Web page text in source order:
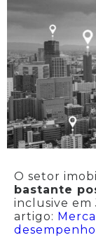
O setor
bastante
inclusive em
artigo: